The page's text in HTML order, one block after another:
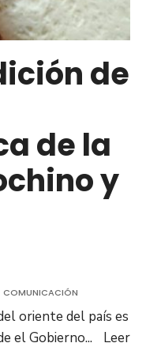
de
de la
y
COMUNICACIÓN
oriente del país es
el Gobierno...
Leer